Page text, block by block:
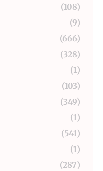
(108)
(9)
(666)
(328)
(1)
(103)
(349)
(1)
(541)
(1)
(287)